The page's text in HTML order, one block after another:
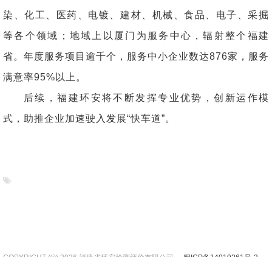
染、化工、医药、电镀、建材、机械、食品、电子、采掘
等各个领域；地域上以厦门为服务中心，辐射整个福建
省。年度服务项目逾千个，服务中小企业数达876家，服务
满意率95%以上。
后续，福建环安将不断发挥专业优势，创新运作模
式，助推企业加速驶入发展“快车道”。